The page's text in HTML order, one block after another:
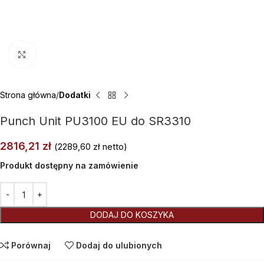
Strona główna Dodatki
Punch Unit PU3100 EU do SR3310
2816,21 zł (2289,60 zł netto)
Produkt dostępny na zamówienie
DODAJ DO KOSZYKA
Porównaj Dodaj do ulubionych